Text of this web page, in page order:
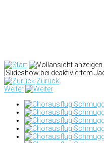
[Slideshow bei deaktiviertem
Zurück
Weiter